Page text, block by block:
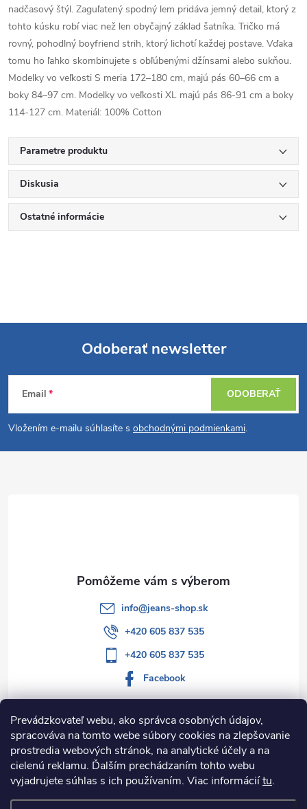
Prevádzkovateľ webu, ako správca osobných údajov,
spracováva na tomto webe súbory cookies na zlepšovanie
prostredia webových stránok, na analytické účely a na
cielenú reklamu. Ďalším prechádzaním tohto webu
vyjadrujete súhlas s ich používaním. Viac informáciítu.
nadčasový štýl. Zaguľatený spodný lem pridáva jemný detail, ktorý z
tohto kúsku robí viac než len obyčajný základ šatníka. Tričko má
rovný, pohodlný boyfriend strih, ktorý lichotí každej postave. Vďaka
tomu ho ľahko skombinujete s obľúbenými džínsami alebo sukňou.
Modelky vo veľkosti S meria 172–180 cm, majú pás 60–66 cm a
boky 84–97 cm. Modelky vo veľkosti XL majú pás 86-91 cm a boky
114-127 cm. Materiál: 100% Cotton
Parametre produktu
Diskusia
Ostatné informácie
Z
á
p
Odoberať newsletter
Email
Vložením e-mailu súhlasíte s obchodnými podmienkami.
ODOBERAŤ
Informácie pre vás
Kategórie
info@jeans-shop.sk
+420 605 837 535
+420 605 837 535
Facebook